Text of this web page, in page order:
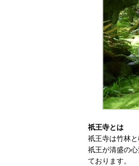
祇王寺とは
祇王寺は竹林
祇王が清盛の
ております。